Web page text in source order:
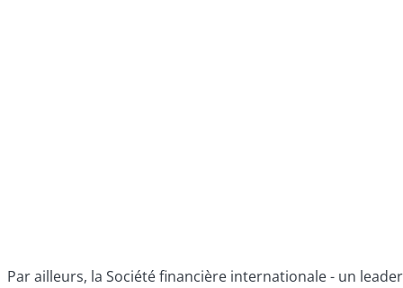
Par ailleurs, la Société financière internationale - un